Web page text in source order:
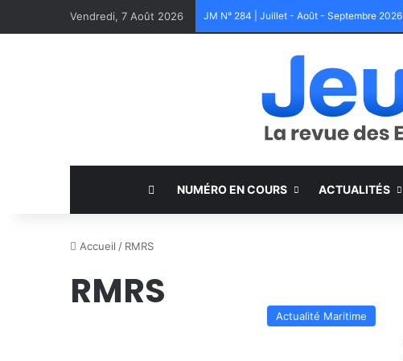
Vendredi, 7 Août 2026 JM N° 284 | Juillet - Août - Septembre 2026
NUMÉRO EN COURS ACTUALITÉS
Accueil / RMRS
RMRS
Actualité Maritime